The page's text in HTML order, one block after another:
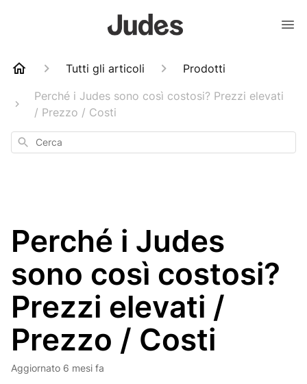
Tutti gli articoli
Prodotti
Perché i Judes sono così costosi? Prezzi elevati
/ Prezzo / Costi
Cerca
Perché i Judes
sono così costosi?
Prezzi elevati /
Prezzo / Costi
Aggiornato 6 mesi fa